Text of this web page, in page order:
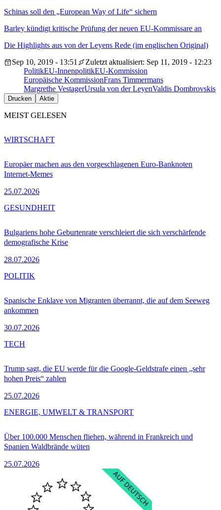
Schinas soll den „European Way of Life“ sichern
Barley kündigt kritische Prüfung der neuen EU-Kommissare an
Die Highlights aus von der Leyens Rede (im englischen Original)
Sep 10, 2019 - 13:51
Zuletzt aktualisiert: Sep 11, 2019 - 12:23
PolitikEU-InnenpolitikEU-Kommission
Europäische KommissionFrans Timmermans
Margrethe VestagerUrsula von der LeyenValdis Dombrovskis
Drucken Aktie
MEIST GELESEN
Europäer machen aus den vorgeschlagenen Euro-Banknoten
Internet-Memes
25.07.2026
WIRTSCHAFT
Bulgariens hohe Geburtenrate verschleiert die sich verschärfende
demografische Krise
28.07.2026
GESUNDHEIT
Spanische Enklave von Migranten überrannt, die auf dem Seeweg
ankommen
30.07.2026
POLITIK
Trump sagt, die EU werde für die Google-Geldstrafe einen „sehr
hohen Preis“ zahlen
25.07.2026
TECH
Über 100.000 Menschen fliehen, während in Frankreich und
Spanien Waldbrände wüten
25.07.2026
ENERGIE, UMWELT & TRANSPORT